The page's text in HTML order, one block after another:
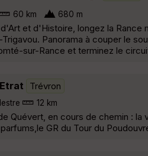
60 km 680 m
d'Art et d'Histoire, longez la
Panorama à couper le
sur-Rance et terminez le
Trévron
12 km
Quévert, en cours de chemin :
GR du Tour du